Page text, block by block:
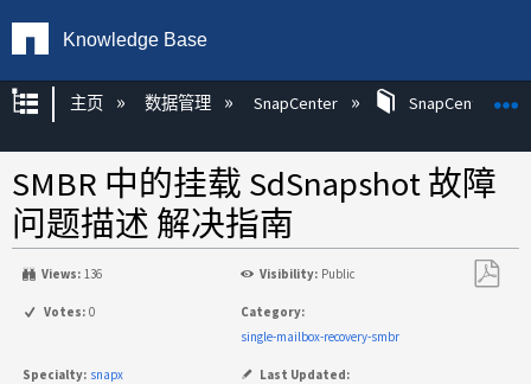
Knowledge Base
扩展/隐缩全局层次
主页 数据管理 SnapCenter SnapCenter知
SMBR 中的挂载 SdSnapshot 故障
问题描述 解决指南
Views: 136 Visibility: Public
Votes: 0
Category:
single-mailbox-recovery-smbr
Specialty: snapx
Last Updated: